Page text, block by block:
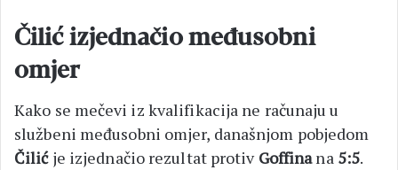
Čilić izjednačio međusobni
omjer
Kako se mečevi iz kvalifikacija ne računaju u
službeni međusobni omjer, današnjom pobjedom
Čilićje izjednačio rezultat protiv Goffinana 5:5.